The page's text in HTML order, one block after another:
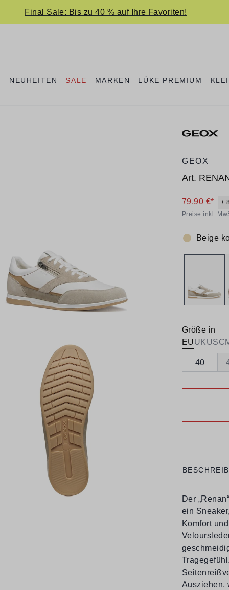
Final Sale: Bis zu 40 % auf Ihre Favoriten!
NEUHEITEN SALE MARKEN LÜKE PREMIUM
GEOX
Art.
79,90 €*
+
Preise inkl.
Farbe:
Beige
Größe in
EUUKUS
40
Der
ein
Komfort
Ausziehen,